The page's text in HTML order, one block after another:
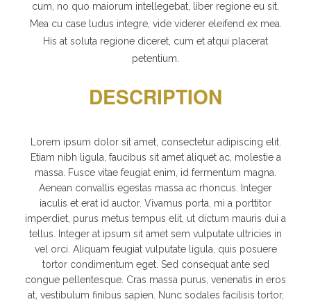
cum, no quo maiorum intellegebat, liber regione eu sit.
Mea cu case ludus integre, vide viderer eleifend ex mea.
His at soluta regione diceret, cum et atqui placerat
petentium.
DESCRIPTION
Lorem ipsum dolor sit amet, consectetur adipiscing elit.
Etiam nibh ligula, faucibus sit amet aliquet ac, molestie a
massa. Fusce vitae feugiat enim, id fermentum magna.
Aenean convallis egestas massa ac rhoncus. Integer
iaculis et erat id auctor. Vivamus porta, mi a porttitor
imperdiet, purus metus tempus elit, ut dictum mauris dui a
tellus. Integer at ipsum sit amet sem vulputate ultricies in
vel orci. Aliquam feugiat vulputate ligula, quis posuere
tortor condimentum eget. Sed consequat ante sed
congue pellentesque. Cras massa purus, venenatis in eros
at, vestibulum finibus sapien. Nunc sodales facilisis tortor,